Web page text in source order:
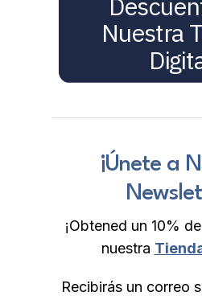
en
la
de
Nuestra
¡Únete a
¡Obtened un 10%
nuestra
Recibirás un correo